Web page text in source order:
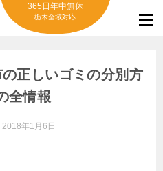
365日年中無休
栃木全域対応
正しいゴミの分別方
全情報
2018年1月6日